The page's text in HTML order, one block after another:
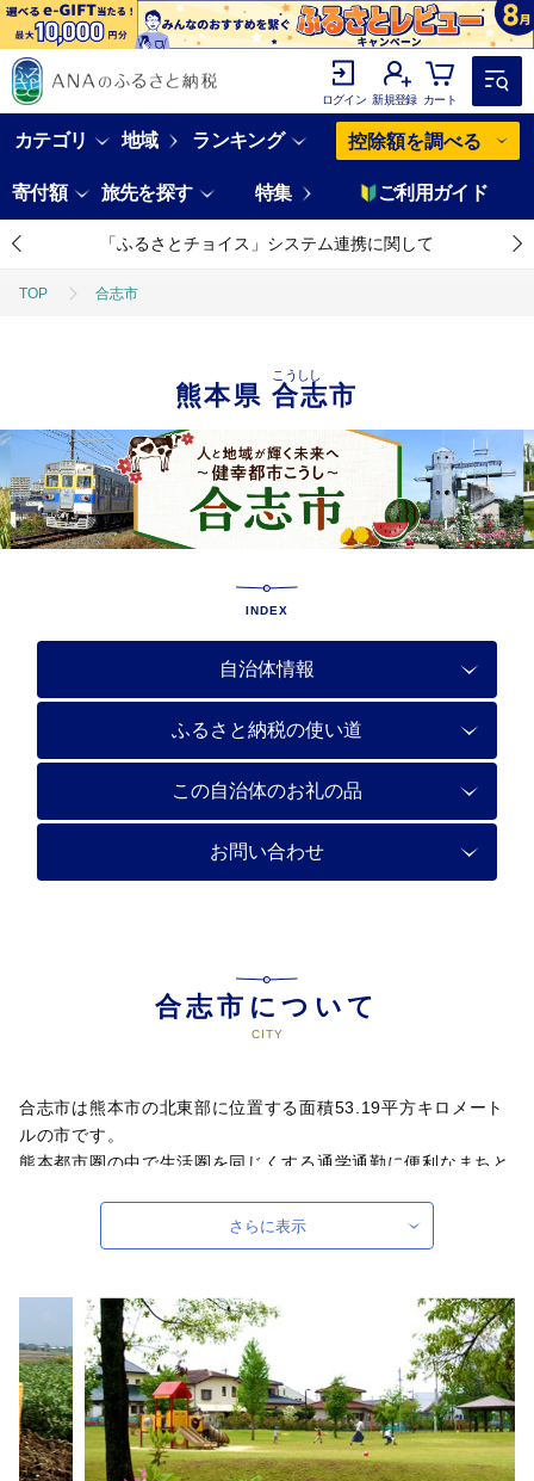
ログイン 新規登録 カート
カテゴリ 地域 ランキング 控除額を調べる
寄付額 旅先を探す 特集 ご利用ガイド
「ふるさとチョイス」システム連携に関して
TOP 合志市
熊本県合志市
こうしし
INDEX
自治体情報
ふるさと納税の使い道
この自治体のお礼の品
お問い合わせ
合志市について
合志市は熊本市の北東部に位置する面積53.19平方キロメート
ルの市です。
熊本都市圏の中で生活圏を同じくする通学通勤に便利なまちと
阿蘇の火山灰が降り積もってできた火山灰性腐植土に覆われた
豊かな大地が広がり、県内有数の穀倉地帯です。
将来都市像を「人と地域が輝く未来へ ～健幸都市こうし～」
と定め、すべての人が安全・安心して暮らせるまち「健幸都市
こうし」の実現に向け、子育て支援や環境づくりを推進してい
ます。
東洋経済「住みよさランキング」では、3年連続九州 No1 にな
りました。
さらに表示